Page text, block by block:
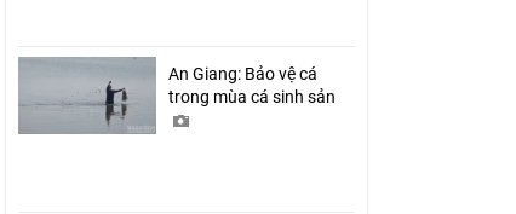
An Giang: Bảo vệ cá
trong mùa cá sinh sản